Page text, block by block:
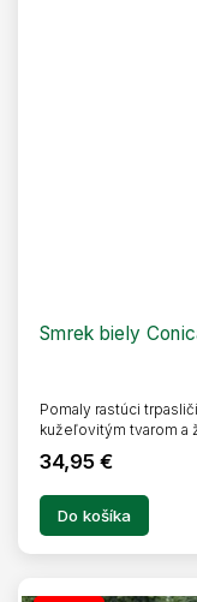
Smrek biely
34,95 €
Do košíka
Pomaly rastúci
kužeľovitým tvarom a